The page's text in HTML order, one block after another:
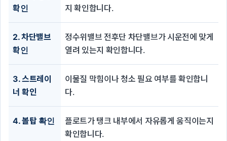
확인
지 확인합니다.
2. 차단밸브
확인
정수위밸브 전후단 차단밸브가 시운전에 맞게
열려 있는지 확인합니다.
3. 스트레이
너 확인
이물질 막힘이나 청소 필요 여부를 확인합니
다.
4. 볼탑 확인
플로트가 탱크 내부에서 자유롭게 움직이는지
확인합니다.